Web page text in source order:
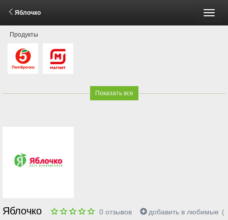
Яблочко
Продукты
Показать все
Яблочко 0 отзывов добавить в любимые (